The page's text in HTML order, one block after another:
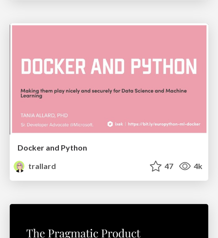
Docker and Python
trallard
47 4k